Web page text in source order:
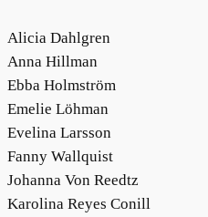
Alicia Dahlgren
Anna Hillman
Ebba Holmström
Emelie Löhman
Evelina Larsson
Fanny Wallquist
Johanna Von Reedtz
Karolina Reyes Conill